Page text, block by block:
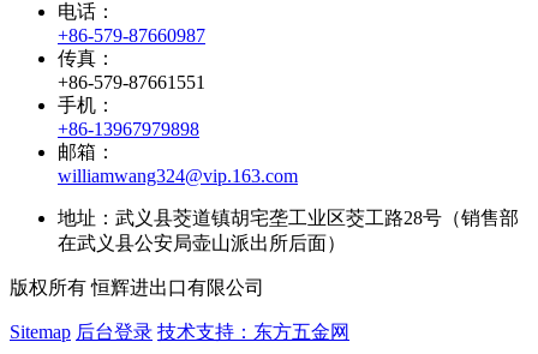
电话：
+86-579-87660987
传真：
+86-579-87661551
手机：
+86-13967979898
邮箱：
williamwang324@vip.163.com
地址：武义县茭道镇胡宅垄工业区茭工路28号（销售部
在武义县公安局壶山派出所后面）
版权所有 恒辉进出口有限公司
Sitemap 后台登录 技术支持：东方五金网